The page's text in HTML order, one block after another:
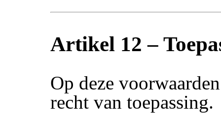
Artikel 12 –
Op deze
recht van toepassing.